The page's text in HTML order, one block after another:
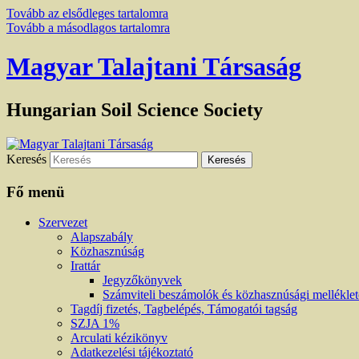
Tovább az elsődleges tartalomra
Tovább a másodlagos tartalomra
Magyar Talajtani Társaság
Hungarian Soil Science Society
Keresés
Fő menü
Szervezet
Alapszabály
Közhasznúság
Irattár
Jegyzőkönyvek
Számviteli beszámolók és közhasznúsági
Tagdíj fizetés, Tagbelépés, Támogatói tagság
SZJA 1%
Arculati kézikönyv
Adatkezelési tájékoztató